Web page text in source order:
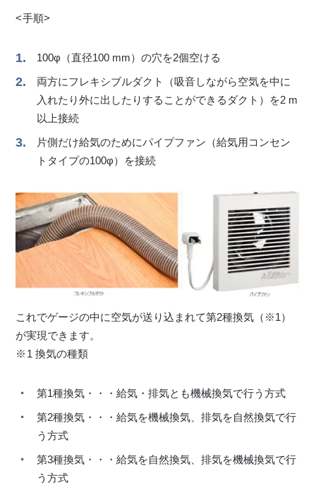
<手順>
100φ（直径100 mm）の穴を2個空ける
両方にフレキシブルダクト（吸音しながら空気を中に
入れたり外に出したりすることができるダクト）を2 m
以上接続
片側だけ給気のためにパイプファン（給気用コンセン
トタイプの100φ）を接続
これでゲージの中に空気が送り込まれて第2種換気（※1）
が実現できます。
※1 換気の種類
第1種換気・・・給気・排気とも機械換気で行う方式
第2種換気・・・給気を機械換気、排気を自然換気で行
う方式
第3種換気・・・給気を自然換気、排気を機械換気で行
う方式